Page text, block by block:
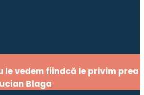
le vedem fiindcă le privim prea
Blaga